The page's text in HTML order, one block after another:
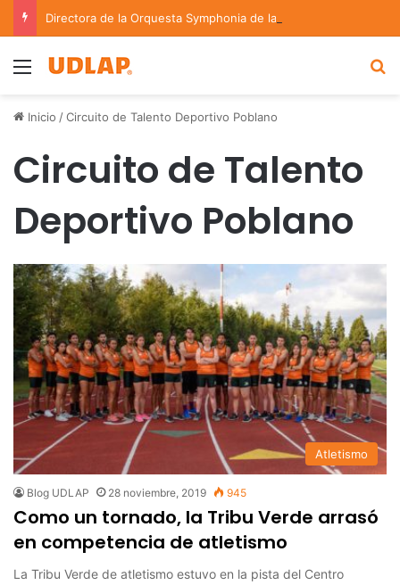
Menu
Inicio /Circuito de Talento Deportivo Poblano
Circuito de Talento
Deportivo Poblano
Atletismo
Blog UDLAP 28 noviembre, 2019 945
Como un tornado, la Tribu Verde arrasó
en competencia de atletismo
La Tribu Verde de atletismo estuvo en la pista del Centro